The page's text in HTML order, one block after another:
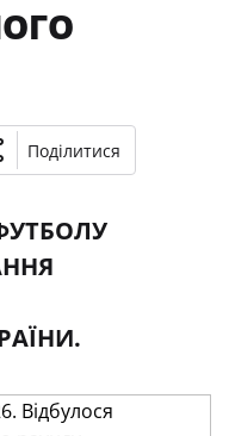
Поділитися